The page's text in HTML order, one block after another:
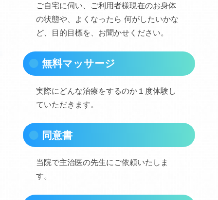
ご自宅に伺い、ご利用者様現在のお身体
の状態や、よくなったら 何がしたいかな
ど、目的目標を、お聞かせください。
無料マッサージ
実際にどんな治療をするのか１度体験し
ていただきます。
同意書
当院で主治医の先生にご依頼いたしま
す。